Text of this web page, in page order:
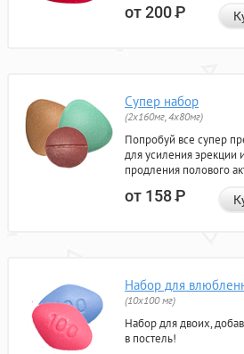
от 200Р
Супер набор
(2х160мг, 4х80мг)
Попробуй все супер
для усиления эрекции и
продления полового
от 158Р
Набор для
(10х100 мг)
Набор для двоих,
в постель!